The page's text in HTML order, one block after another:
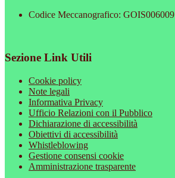
Codice Meccanografico: GOIS006009
Sezione Link Utili
Cookie policy
Note legali
Informativa Privacy
Ufficio Relazioni con il Pubblico
Dichiarazione di accessibilità
Obiettivi di accessibilità
Whistleblowing
Gestione consensi cookie
Amministrazione trasparente